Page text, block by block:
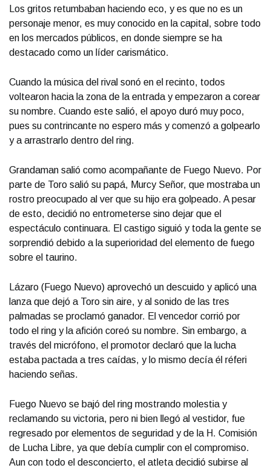
Los gritos retumbaban haciendo eco, y es que no es un
personaje menor, es muy conocido en la capital, sobre todo
en los mercados públicos, en donde siempre se ha
destacado como un líder carismático.
Cuando la música del rival sonó en el recinto, todos
voltearon hacia la zona de la entrada y empezaron a corear
su nombre. Cuando este salió, el apoyo duró muy poco,
pues su contrincante no espero más y comenzó a golpearlo
y a arrastrarlo dentro del ring.
Grandaman salió como acompañante de Fuego Nuevo. Por
parte de Toro salió su papá, Murcy Señor, que mostraba un
rostro preocupado al ver que su hijo era golpeado. A pesar
de esto, decidió no entrometerse sino dejar que el
espectáculo continuara. El castigo siguió y toda la gente se
sorprendió debido a la superioridad del elemento de fuego
sobre el taurino.
Lázaro (Fuego Nuevo) aprovechó un descuido y aplicó una
lanza que dejó a Toro sin aire, y al sonido de las tres
palmadas se proclamó ganador. El vencedor corrió por
todo el ring y la afición coreó su nombre. Sin embargo, a
través del micrófono, el promotor declaró que la lucha
estaba pactada a tres caídas, y lo mismo decía él réferi
haciendo señas.
Fuego Nuevo se bajó del ring mostrando molestia y
reclamando su victoria, pero ni bien llegó al vestidor, fue
regresado por elementos de seguridad y de la H. Comisión
de Lucha Libre, ya que debía cumplir con el compromiso.
Aun con todo el desconcierto, el atleta decidió subirse al